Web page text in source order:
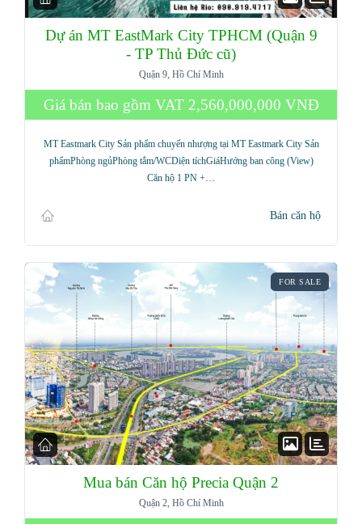
Dự án MT EastMark City TPHCM (Quận 9
- TP Thủ Đức cũ)
Quận 9, Hồ Chí Minh
Giá bán bao gồm VAT 2,560,000,000 VNĐ
MT Eastmark City Sản phẩm chuyển nhượng tại MT Eastmark City Sản
phẩmPhòng ngủPhòng tắm/WCDiện tíchGiáHướng ban công (View)
Căn hộ 1 PN +…
Bán căn hộ
FOR SALE
Mua bán Căn hộ Precia Quận 2
Quận 2, Hồ Chí Minh